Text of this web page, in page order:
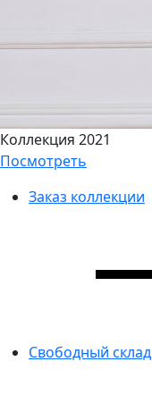
Коллекция 2021
Посмотреть
Заказ коллекции
Свободный склад